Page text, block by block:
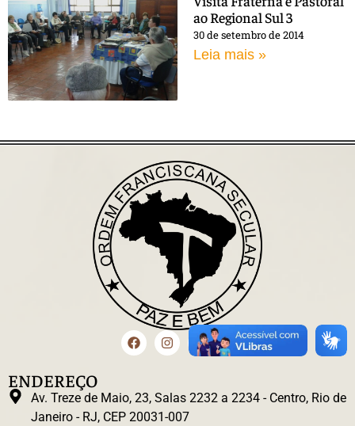
ao Regional Sul 3
30 de setembro de 2014
Leia mais »
ENDEREÇO
Av. Treze de Maio, 23, Salas 2232 a 2234 - Centro, Rio de
Janeiro - RJ, CEP 20031-007